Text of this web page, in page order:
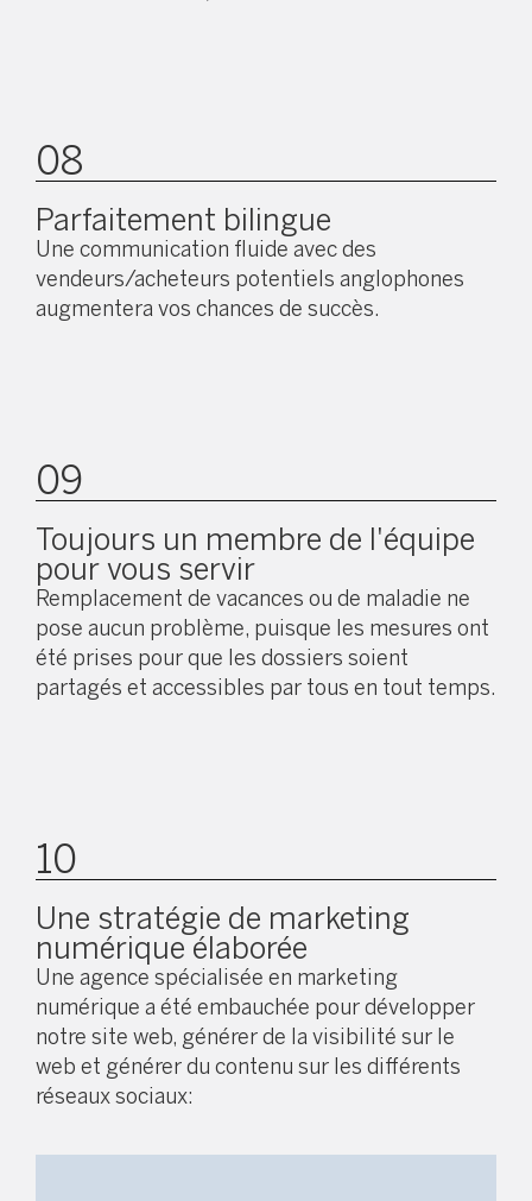
08
Parfaitement bilingue
Une communication fluide avec des
vendeurs/acheteurs potentiels anglophones
augmentera vos chances de succès.
09
Toujours un membre de l'équipe
pour vous servir
Remplacement de vacances ou de maladie ne
pose aucun problème, puisque les mesures ont
été prises pour que les dossiers soient
partagés et accessibles par tous en tout temps.
10
Une stratégie de marketing
numérique élaborée
Une agence spécialisée en marketing
numérique a été embauchée pour développer
notre site web, générer de la visibilité sur le
web et générer du contenu sur les différents
réseaux sociaux: